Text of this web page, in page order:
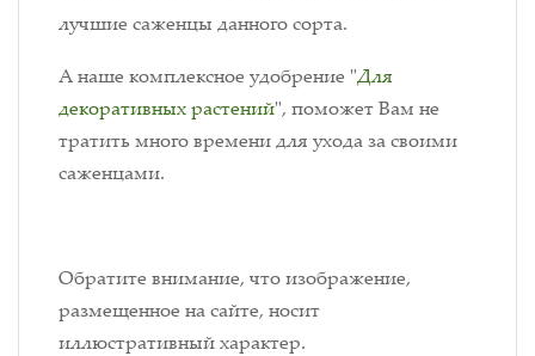
лучшие саженцы данного сорта.
А наше комплексное удобрение "Для
декоративных растений", поможет Вам не
тратить много времени для ухода за своими
саженцами.
Обратите внимание, что изображение,
размещенное на сайте, носит
иллюстративный характер.